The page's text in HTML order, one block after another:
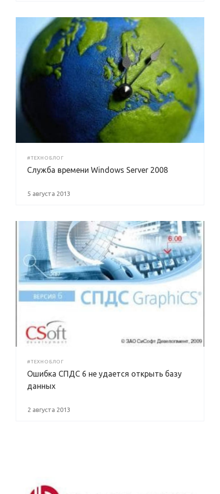
#ТЕХНОБЛОГ
Служба времени Windows Server 2008
5 августа 2013
#ТЕХНОБЛОГ
Ошибка СПДС 6 не удается открыть базу
данных
2 августа 2013